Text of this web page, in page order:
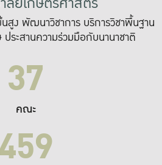
ง พัฒนาวิชาการ บริการวิชาพื้นฐาน
ประสานความร่วมมือกับนานาชาติ
37
คณะ